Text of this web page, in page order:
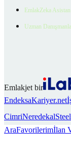
EmlakZeka Asistan
Uzman
Emlakjet bir
EndeksaKariyer.net
CimriNeredekal
AraFavorilerimİlan